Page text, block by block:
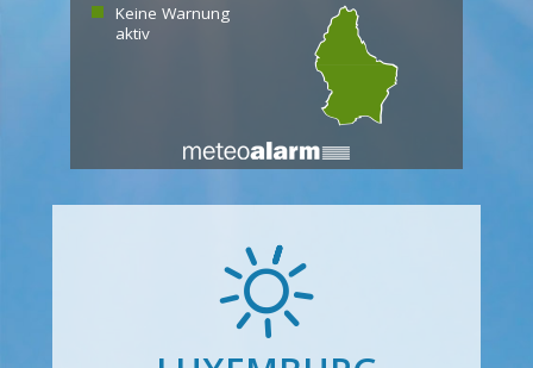
Keine Warnung
aktiv